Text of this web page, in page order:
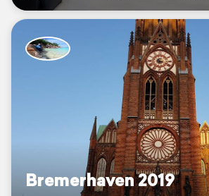
Bremerhaven 2019